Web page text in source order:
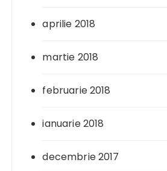
aprilie 2018
martie 2018
februarie 2018
ianuarie 2018
decembrie 2017